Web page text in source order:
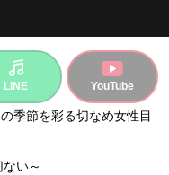
LINE YouTube
季節を彩る切なめ女性目
い～